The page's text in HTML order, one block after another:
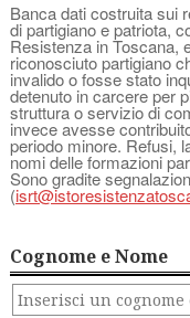
Banca dati costruita sui
di partigiano e patriota,
Resistenza in Toscana,
riconosciuto partigiano
invalido o fosse stato
detenuto in carcere per
struttura o servizio di
invece avesse
periodo minore. Refusi,
nomi delle formazioni
Sono gradite
(
Cognome e Nome